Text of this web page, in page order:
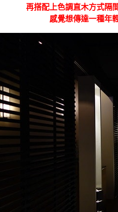
再搭配上色調直木方式隔
感覺想傳達一種年